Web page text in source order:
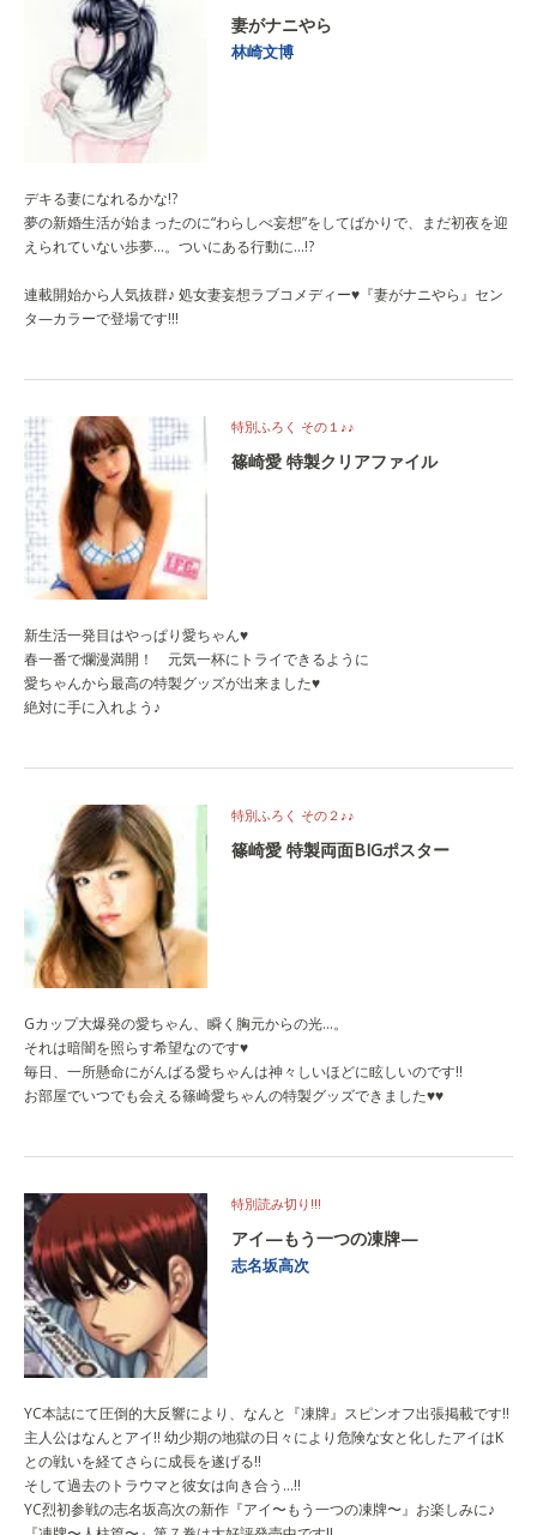
妻がナニやら
林崎文博
デキる妻になれるかな!?
夢の新婚生活が始まったのに“わらしべ妄想”をしてばかりで、まだ初夜を迎
えられていない歩夢…。ついにある行動に…!?
連載開始から人気抜群♪ 処女妻妄想ラブコメディー♥『妻がナニやら』セン
タ—カラーで登場です!!!
特別ふろく その１♪♪
篠崎愛 特製クリアファイル
新生活一発目はやっぱり愛ちゃん♥
春一番で爛漫満開！ 元気一杯にトライできるように
愛ちゃんから最高の特製グッズが出来ました♥
絶対に手に入れよう♪
特別ふろく その２♪♪
篠崎愛 特製両面BIGポスター
Gカップ大爆発の愛ちゃん、瞬く胸元からの光…。
それは暗闇を照らす希望なのです♥
毎日、一所懸命にがんばる愛ちゃんは神々しいほどに眩しいのです!!
お部屋でいつでも会える篠崎愛ちゃんの特製グッズできました♥♥
特別読み切り!!!
アイ—もう一つの凍牌—
志名坂高次
YC本誌にて圧倒的大反響により、なんと『凍牌』スピンオフ出張掲載です!!
主人公はなんとアイ!! 幼少期の地獄の日々により危険な女と化したアイはK
との戦いを経てさらに成長を遂げる!!
そして過去のトラウマと彼女は向き合う…!!
YC烈初参戦の志名坂高次の新作『アイ〜もう一つの凍牌〜』お楽しみに♪